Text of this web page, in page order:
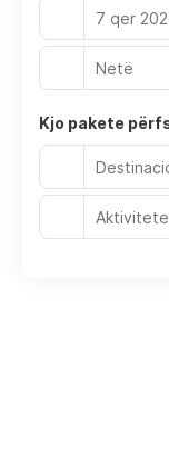
7 qer
Netë
Kjo pakete